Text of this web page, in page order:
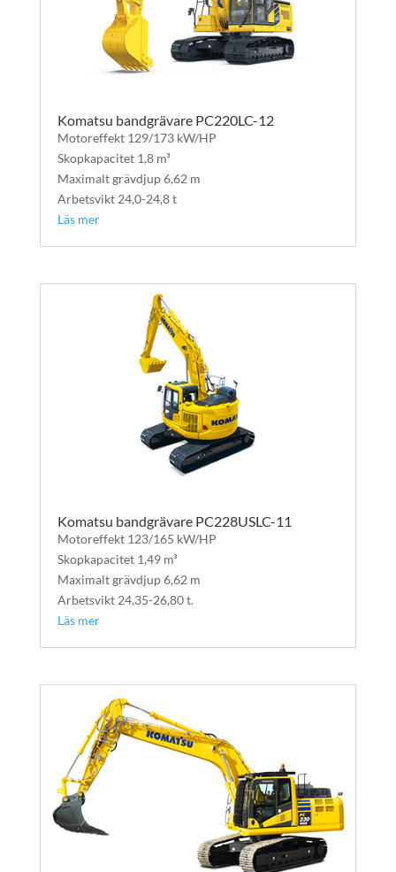
Komatsu bandgrävare PC220LC-12
Motoreffekt 129/173 kW/HP
Skopkapacitet 1,8 m³
Maximalt grävdjup 6,62 m
Arbetsvikt 24,0-24,8 t
Läs mer
Komatsu bandgrävare PC228USLC-11
Motoreffekt 123/165 kW/HP
Skopkapacitet 1,49 m³
Maximalt grävdjup 6,62 m
Arbetsvikt 24,35-26,80 t.
Läs mer